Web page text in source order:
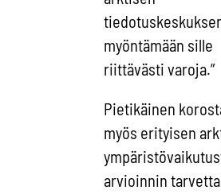
myöntämään sille
riittävästi varoja.”
Pietikäinen
myös erityisen
arvioinnin